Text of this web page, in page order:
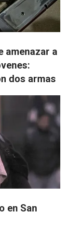
amenazar a
dos armas
en San